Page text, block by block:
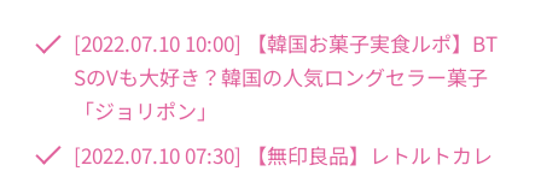
[2022.07.10 10:00] 【韓国お菓子実食ルポ】BT
SのVも大好き？韓国の人気ロングセラー菓子
「ジョリポン」
[2022.07.10 07:30] 【無印良品】レトルトカレ